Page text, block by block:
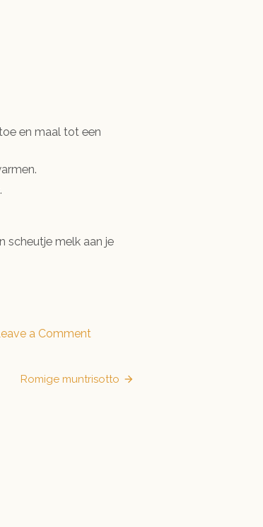
en maal tot een
scheutje melk aan je
a Comment
avocado-
Romige muntrisotto